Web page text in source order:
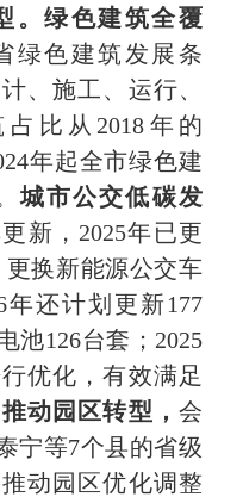
。绿色建筑全覆
绿色建筑发展条
、施工、运行、
比从2018年的
年起全市绿色建
城市公交低碳发
新，2025年已更
更换新能源公交车
年还计划更新177
池126台套；2025
优化，有效满足
推动园区转型， 会
宁等7个县的省级
动园区优化调整